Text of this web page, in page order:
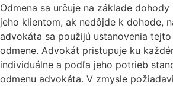
Odmena sa určuje na základe
jeho klientom, ak nedôjde k dohode,
advokáta sa použijú ustanovenia
odmene. Advokát pristupuje ku
individuálne a podľa jeho potrieb
odmenu advokáta. V zmysle